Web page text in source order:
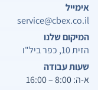
אימייל
service@cbex.co.il
המיקום שלנו
הזית 10, כפר ביל"ו
שעות עבודה
א-ה: 8:00 – 16:00